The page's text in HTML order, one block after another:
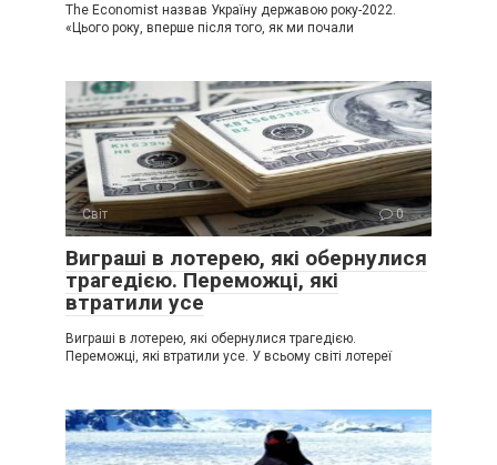
The Economist назвав Україну державою року-2022.
«Цього року, вперше після того, як ми почали
Світ 0
Виграші в лотерею, які обернулися
трагедією. Переможці, які
втратили усе
Виграші в лотерею, які обернулися трагедією.
Переможці, які втратили усе. У всьому світі лотереї